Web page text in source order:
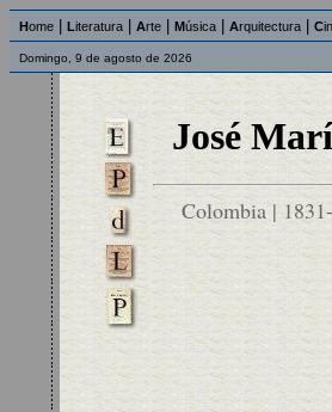
Home Literatura Arte Música Arquitectura C
Domingo, 9 de agosto de 2026
José
Colombia | 1831-